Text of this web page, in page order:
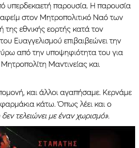
υπερδεκαετή παρουσία. Η παρουσία
στον Μητροπολιτικό Ναό των
εθνικής εορτής κατά τον
Ευαγγελισμού επιβαιβεώνει την
από την υποψηφιότητα του για
Μαντινείας και
και άλλοι αγαπήσαμε. Κερνάμε
κάτω. Όπως λέει και ο
τελειώνει με έναν χωρισμό».